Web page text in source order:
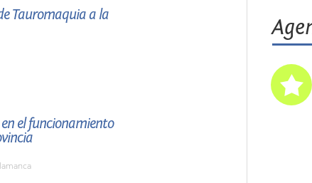
Tauromaquia a la
el funcionamiento